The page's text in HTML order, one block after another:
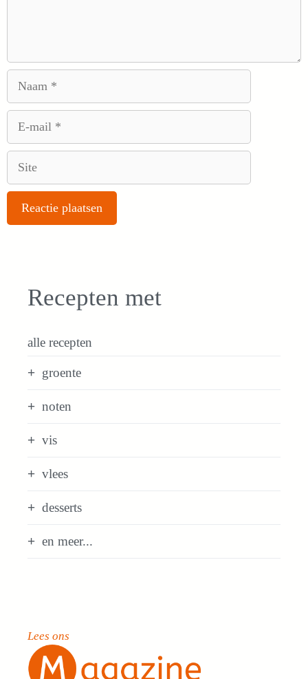
Recepten met
alle recepten
groente
noten
vis
vlees
desserts
en meer...
Lees ons